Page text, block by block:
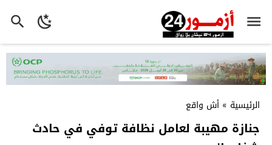
الرئيسية » أش واقع
جنازة مهيبة لعامل نظافة توفي في حادث